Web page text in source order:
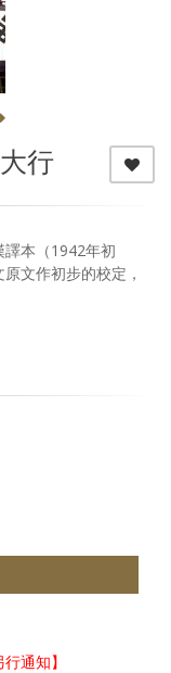
行
本（1942年初
文作初步的校定，
通知】